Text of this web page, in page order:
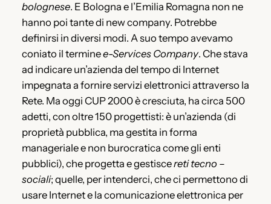
bolognese. E Bologna e l’Emilia Romagna non ne
hanno poi tante di new company. Potrebbe
definirsi in diversi modi. A suo tempo avevamo
coniato il terminee-Services Company. Che stava
ad indicare un’azienda del tempo di Internet
impegnata a fornire servizi elettronici attraverso la
Rete. Ma oggi CUP 2000 è cresciuta, ha circa 500
adetti, con oltre 150 progettisti: è un’azienda (di
proprietà pubblica, ma gestita in forma
manageriale e non burocratica come gli enti
pubblici), che progetta e gestiscereti tecno –
sociali; quelle, per intenderci, che ci permettono di
usare Internet e la comunicazione elettronica per